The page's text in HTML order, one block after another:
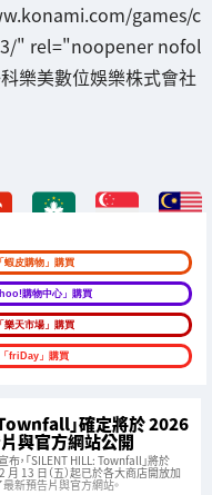
games/c
" rel="noopener nofol
美數位娛樂株式會社
蝦皮購物」購買
購物中心」購買
樂天市場」購買
friDay」購買
」確定將於 2026
與官方網站公開
，「SILENT HILL: Townfall」將於
13 日（五）起已於各大商店開放加
新預告片與官方網站。